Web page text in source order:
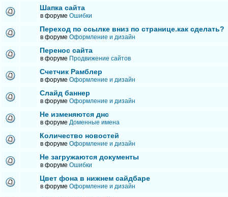
Шапка сайта
в форуме Ошибки
Переход по ссылке вниз по странице.как сделать?
в форуме Оформление и дизайн
Перенос сайта
в форуме Продвижение сайтов
Счетчик Рамблер
в форуме Оформление и дизайн
Слайд баннер
в форуме Оформление и дизайн
Не изменяются днс
в форуме Доменные имена
Количество новостей
в форуме Оформление и дизайн
Не загружаются документы
в форуме Ошибки
Цвет фона в нижнем сайдбаре
в форуме Оформление и дизайн